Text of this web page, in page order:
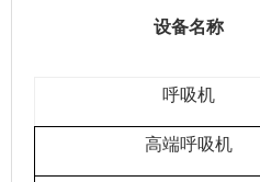
设备名称
呼吸机
高端呼吸机